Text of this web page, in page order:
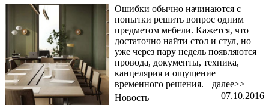
Ошибки обычно начинаются с
попытки решить вопрос одним
предметом мебели. Кажется, что
достаточно найти стол и стул, но
уже через пару недель появляются
провода, документы, техника,
канцелярия и ощущение
временного решения.
далее>>
07.10.2016
Новость